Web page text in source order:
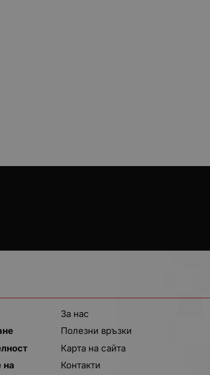
на
За нас
Полезни връзки
Карта на сайта
Контакти